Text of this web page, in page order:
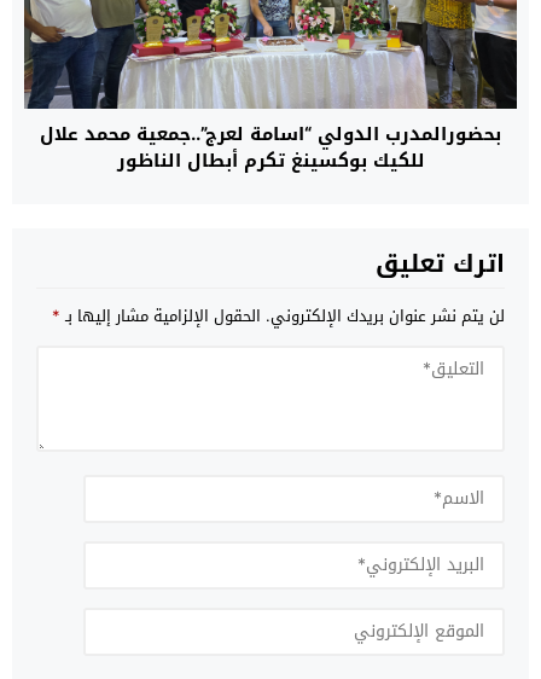
بحضورالمدرب الدولي “اسامة لعرج”..جمعية محمد علال
للكيك بوكسينغ تكرم أبطال الناظور
اترك تعليق
لن يتم نشر عنوان بريدك الإلكتروني. الحقول الإلزامية مشار إليها بـ*